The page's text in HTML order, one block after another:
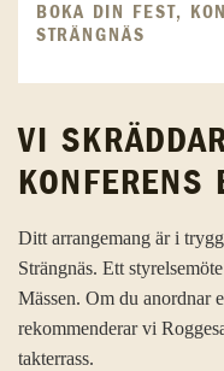
BOKA DIN FEST,
STRÄNGNÄS
VI
KONFERENS
Ditt arrangemang är i
Strängnäs. Ett
Mässen. Om du anordnar
rekommenderar vi
takterrass.